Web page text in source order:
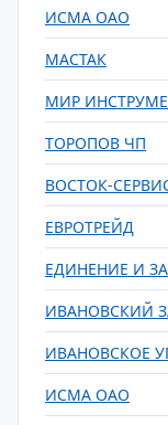
ИСМА ОАО
МАСТАК
МИР
ТОРОПОВ ЧП
ВОСТОК-
ЕВРОТРЕЙД
ЕДИНЕНИЕ И
ИВАНОВСКИЙ
ИВАНОВСКОЕ
ИСМА ОАО